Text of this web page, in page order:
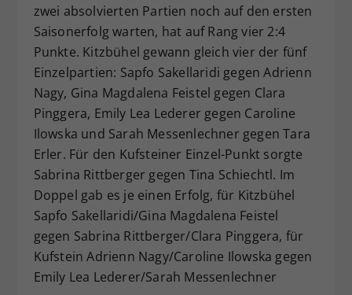
zwei absolvierten Partien noch auf den ersten
Saisonerfolg warten, hat auf Rang vier 2:4
Punkte. Kitzbühel gewann gleich vier der fünf
Einzelpartien: Sapfo Sakellaridi gegen Adrienn
Nagy, Gina Magdalena Feistel gegen Clara
Pinggera, Emily Lea Lederer gegen Caroline
Ilowska und Sarah Messenlechner gegen Tara
Erler. Für den Kufsteiner Einzel-Punkt sorgte
Sabrina Rittberger gegen Tina Schiechtl. Im
Doppel gab es je einen Erfolg, für Kitzbühel
Sapfo Sakellaridi/Gina Magdalena Feistel
gegen Sabrina Rittberger/Clara Pinggera, für
Kufstein Adrienn Nagy/Caroline Ilowska gegen
Emily Lea Lederer/Sarah Messenlechner